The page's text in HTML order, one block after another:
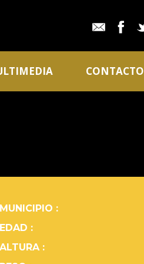
CONTACTO
MUNICIPIO :
EDAD :
ALTURA :